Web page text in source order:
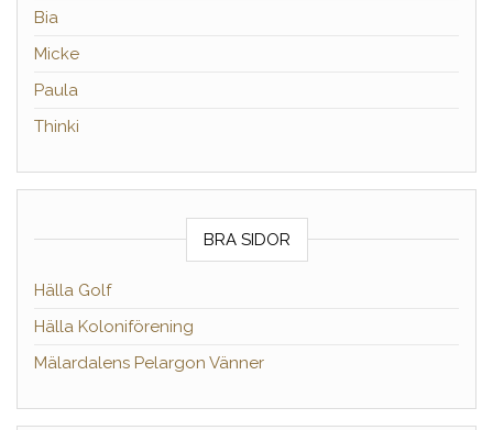
Bia
Micke
Paula
Thinki
BRA SIDOR
Hälla Golf
Hälla Koloniförening
Mälardalens Pelargon Vänner